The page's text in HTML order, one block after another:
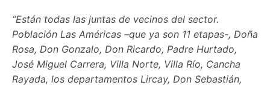
“Están todas las juntas de vecinos del sector.
Población Las Américas –que ya son 11 etapas-, Doña
Rosa, Don Gonzalo, Don Ricardo, Padre Hurtado,
José Miguel Carrera, Villa Norte, Villa Río, Cancha
Rayada, los departamentos Lircay, Don Sebastián,